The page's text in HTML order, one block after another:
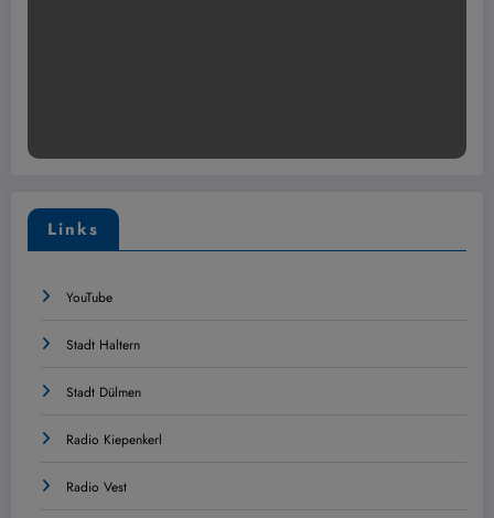
Links
YouTube
Stadt Haltern
Stadt Dülmen
Radio Kiepenkerl
Radio Vest